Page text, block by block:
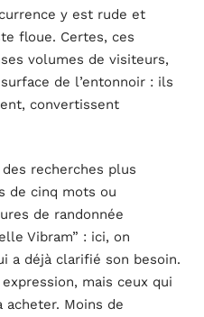
y est rude et
floue. Certes, ces
volumes de visiteurs,
de l’entonnoir : ils
convertissent
recherches plus
de cinq mots ou
de randonnée
Vibram” : ici, on
a déjà clarifié son besoin.
mais ceux qui
Moins de